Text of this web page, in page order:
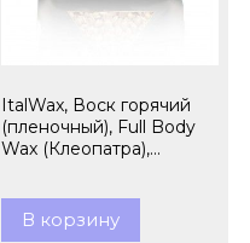
ItalWax, Воск горячий
(пленочный), Full Body
Wax (Клеопатра),
В корзину